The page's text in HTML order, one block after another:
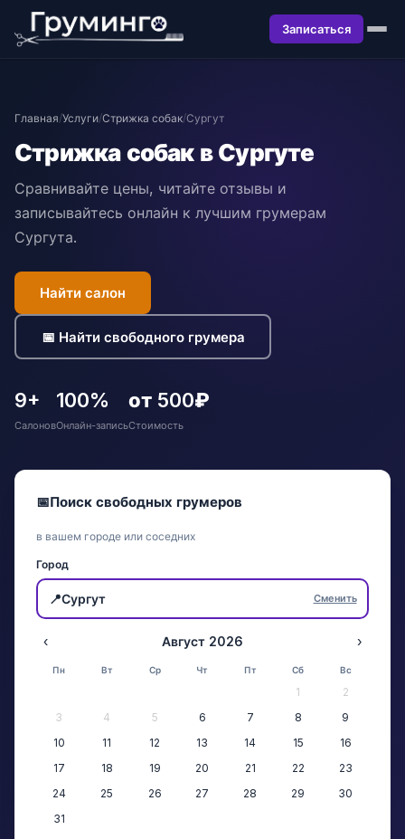
Записаться
Главная/Услуги/Стрижка собак/Сургут
Стрижка собак в Сургуте
Сравнивайте цены, читайте отзывы и
записывайтесь онлайн к лучшим грумерам
Сургута.
Найти салон
📅 Найти свободного грумера
9+
Салонов
100%
Онлайн-запись
от 500₽
Стоимость
📅Поиск свободных грумеров
в вашем городе или соседних
Город
📍Сургут Сменить
‹ Август 2026 ›
Пн Вт Ср Чт Пт Сб Вс
1
2
3
4 5 6 7 8
9
10
11 12 13 14 15
16
17
18 19 20 21 22
23
24
25 26 27 28 29
30
31